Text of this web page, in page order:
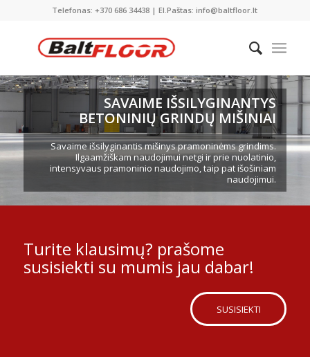
Telefonas: +370 686 34438 | El.Paštas: info@baltfloor.lt
SAVAIME IŠSILYGINANTYS
BETONINIŲ GRINDŲ MIŠINIAI
Savaime išsilyginantis mišinys pramoninėms grindims.
Ilgaamžiškam naudojimui netgi ir prie nuolatinio,
intensyvaus pramoninio naudojimo, taip pat išošiniam
naudojimui.
Turite klausimų? prašome
susisiekti su mumis jau dabar!
SUSISIEKTI